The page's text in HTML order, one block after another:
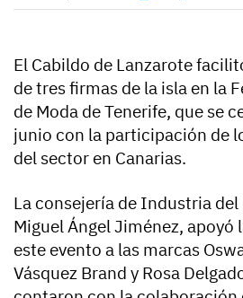
El Cabildo de Lanzarote
de tres firmas de la isla en la
de Moda de Tenerife, que se
junio con la participación de
del sector en Canarias.
La consejería de Industria
Miguel Ángel Jiménez,
este evento a las marcas
Vásquez Brand y Rosa